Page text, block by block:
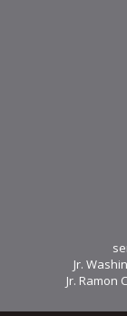
Jr.
Jr. Ramon